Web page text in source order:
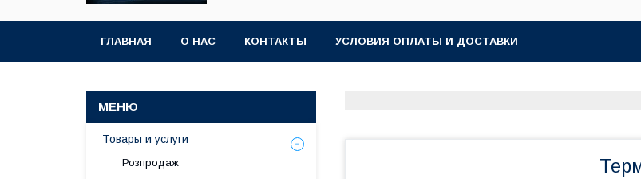
ГЛАВНАЯ О НАС КОНТАКТЫ УСЛОВИЯ ОПЛАТЫ И ДОСТАВКИ
Товары и услуги
Розпродаж